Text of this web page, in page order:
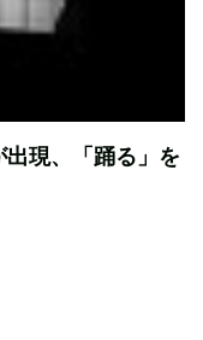
出現、「踊る」を